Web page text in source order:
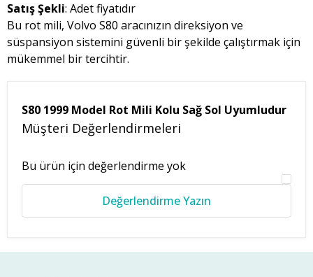
Satış Şekli: Adet fiyatıdır
Bu rot mili, Volvo S80 aracınızın direksiyon ve
süspansiyon sistemini güvenli bir şekilde çalıştırmak için
mükemmel bir tercihtir.
S80 1999 Model Rot Mili Kolu Sağ Sol Uyumludur
Müşteri Değerlendirmeleri
Bu ürün için değerlendirme yok
Değerlendirme Yazın